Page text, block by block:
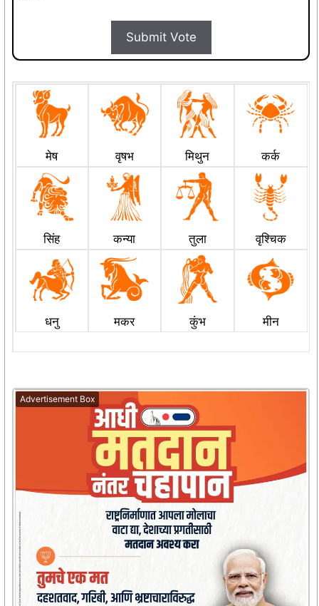
Submit Vote
मेष वृषभ मिथुन कर्क
सिंह कन्या तुला वृश्चिक
धनु मकर कुंभ मीन
Advertisement Box